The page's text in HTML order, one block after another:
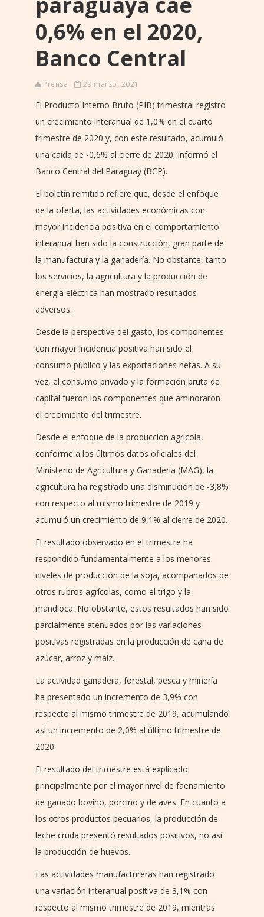
0,6% en el 2020,
Banco Central
Prensa 29 marzo, 2021
El Producto Interno Bruto (PIB) trimestral registró
un crecimiento interanual de 1,0% en el cuarto
trimestre de 2020 y, con este resultado, acumuló
una caída de -0,6% al cierre de 2020, informó el
Banco Central del Paraguay (BCP).
El boletín remitido refiere que, desde el enfoque
de la oferta, las actividades económicas con
mayor incidencia positiva en el comportamiento
interanual han sido la construcción, gran parte de
la manufactura y la ganadería. No obstante, tanto
los servicios, la agricultura y la producción de
energía eléctrica han mostrado resultados
adversos.
Desde la perspectiva del gasto, los componentes
con mayor incidencia positiva han sido el
consumo público y las exportaciones netas. A su
vez, el consumo privado y la formación bruta de
capital fueron los componentes que aminoraron
el crecimiento del trimestre.
Desde el enfoque de la producción agrícola,
conforme a los últimos datos oficiales del
Ministerio de Agricultura y Ganadería (MAG), la
agricultura ha registrado una disminución de -3,8%
con respecto al mismo trimestre de 2019 y
acumuló un crecimiento de 9,1% al cierre de 2020.
El resultado observado en el trimestre ha
respondido fundamentalmente a los menores
niveles de producción de la soja, acompañados de
otros rubros agrícolas, como el trigo y la
mandioca. No obstante, estos resultados han sido
parcialmente atenuados por las variaciones
positivas registradas en la producción de caña de
azúcar, arroz y maíz.
La actividad ganadera, forestal, pesca y minería
ha presentado un incremento de 3,9% con
respecto al mismo trimestre de 2019, acumulando
así un incremento de 2,0% al último trimestre de
2020.
El resultado del trimestre está explicado
principalmente por el mayor nivel de faenamiento
de ganado bovino, porcino y de aves. En cuanto a
los otros productos pecuarios, la producción de
leche cruda presentó resultados positivos, no así
la producción de huevos.
Las actividades manufactureras han registrado
una variación interanual positiva de 3,1% con
respecto al mismo trimestre de 2019, mientras